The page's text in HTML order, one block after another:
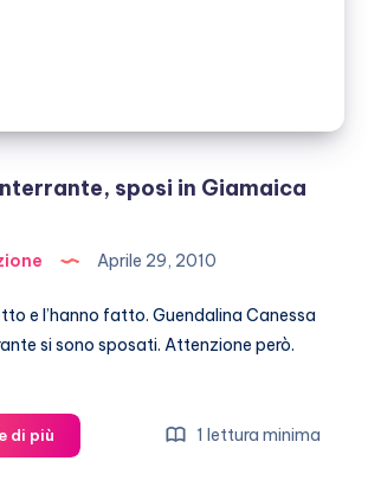
sposi in Giamaica
Aprile 29, 2010
e l’hanno fatto. Guendalina Canessa
si sono sposati. Attenzione però.
di più
Interrante,
1 lettura minima